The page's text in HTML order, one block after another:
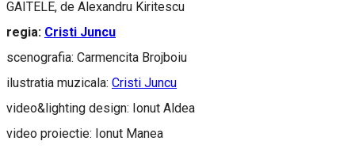
GAITELE, de Alexandru Kiritescu
regia: Cristi Juncu
scenografia: Carmencita Brojboiu
ilustratia muzicala: Cristi Juncu
video&lighting design: Ionut Aldea
video proiectie: Ionut Manea